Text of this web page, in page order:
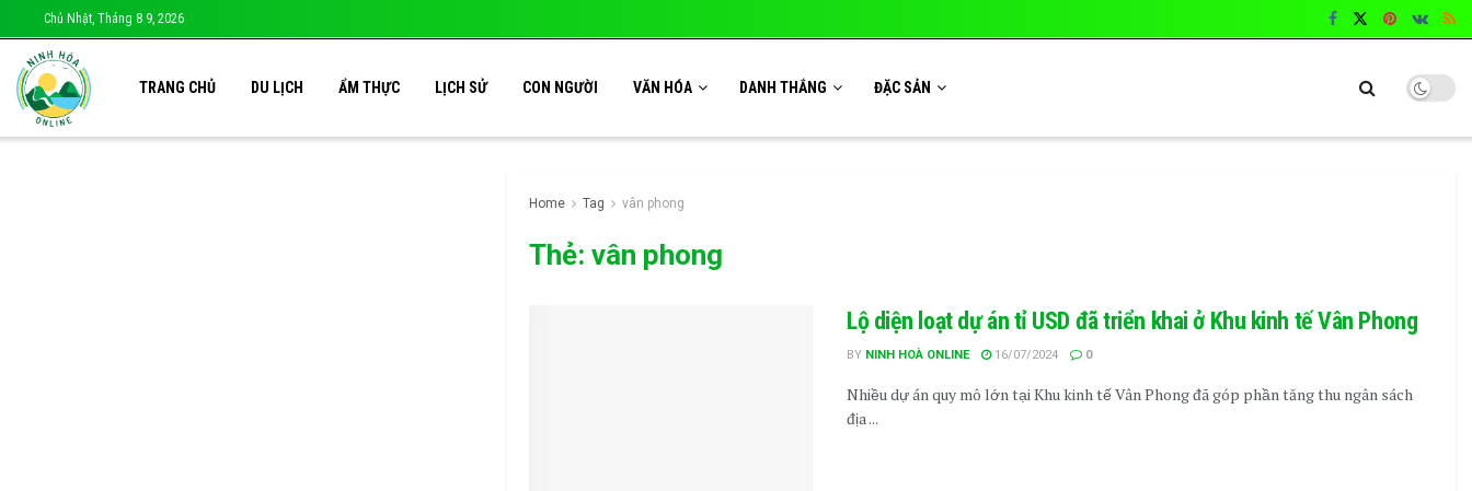
Chủ Nhật, Tháng 8 9, 2026
TRANG CHỦ DU LỊCH ẨM THỰC LỊCH SỬ CON NGƯỜI VĂN HÓA DANH THẮNG ĐẶC SẢN
Home Tag vân phong
Thẻ: vân phong
Lộ diện loạt dự án tỉ USD đã triển khai ở Khu kinh tế Vân Phong
BY NINH HOÀ ONLINE 16/07/2024 0
Nhiều dự án quy mô lớn tại Khu kinh tế Vân Phong đã góp phần tăng thu ngân sách
địa ...